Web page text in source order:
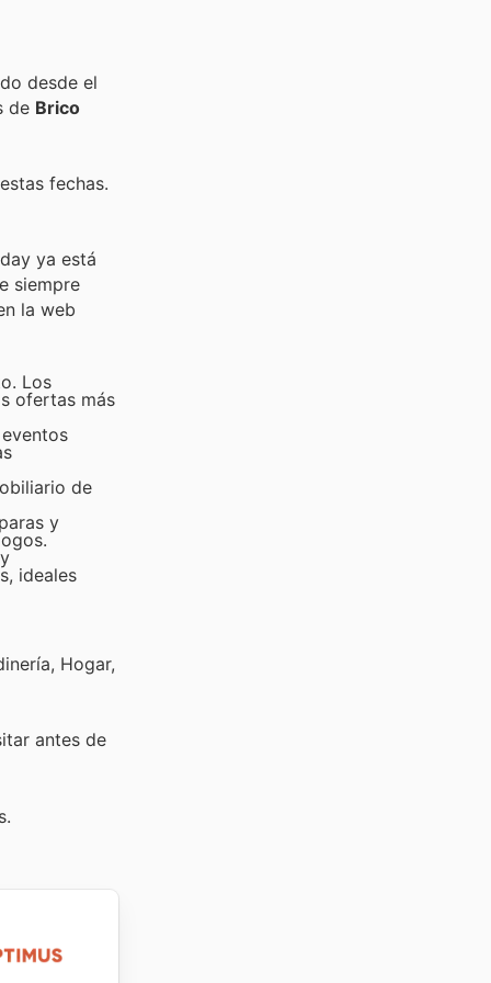
desde el
de Brico
fechas.
ya está
siempre
la web
Los
ofertas más
de
y
ideales
Hogar,
antes de